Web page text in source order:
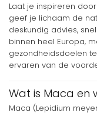
Laat je inspireren
geef je lichaam de
deskundig advies,
binnen heel Europa,
gezondheidsdoelen
ervaren van de
Wat is Maca en
Maca (Lepidium